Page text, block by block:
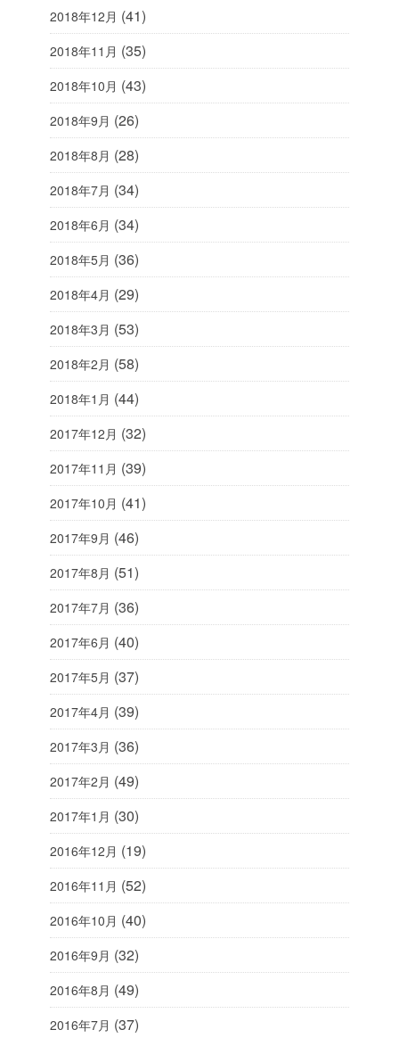
2018年12月 (41)
2018年11月 (35)
2018年10月 (43)
2018年9月 (26)
2018年8月 (28)
2018年7月 (34)
2018年6月 (34)
2018年5月 (36)
2018年4月 (29)
2018年3月 (53)
2018年2月 (58)
2018年1月 (44)
2017年12月 (32)
2017年11月 (39)
2017年10月 (41)
2017年9月 (46)
2017年8月 (51)
2017年7月 (36)
2017年6月 (40)
2017年5月 (37)
2017年4月 (39)
2017年3月 (36)
2017年2月 (49)
2017年1月 (30)
2016年12月 (19)
2016年11月 (52)
2016年10月 (40)
2016年9月 (32)
2016年8月 (49)
2016年7月 (37)